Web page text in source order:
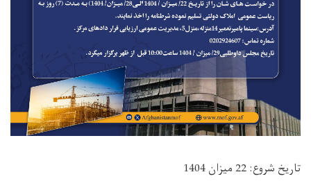
تاریخ شروع: 22 میزان 1404